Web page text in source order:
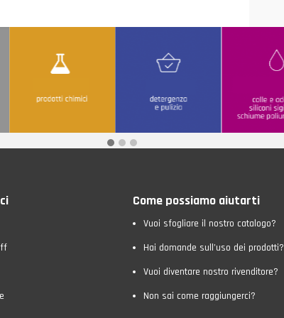
Come possiamo aiutarti
Vuoi sfogliare il nostro catalogo?
Hai domande sull’uso dei prodotti?
Vuoi diventare nostro rivenditore?
Non sai come raggiungerci?